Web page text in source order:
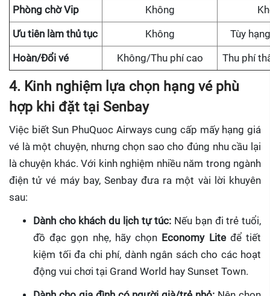
Phòng chờ Vip Không
Ưu tiên làm thủ tục Không Tùy
Hoàn/Đổi vé Không/Thu phí cao Thu phí
4. Kinh nghiệm lựa chọn hạng vé phù
hợp khi đặt tại Senbay
Việc biết Sun PhuQuoc Airways cung cấp mấy hạng giá
vé là một chuyện, nhưng chọn sao cho đúng nhu cầu lại
là chuyện khác. Với kinh nghiệm nhiều năm trong ngành
điện tử vé máy bay, Senbay đưa ra một vài lời khuyên
sau:
Dành cho khách du lịch tự túc: Nếu bạn đi trẻ tuổi,
đồ đạc gọn nhẹ, hãy chọn Economy Liteđể tiết
kiệm tối đa chi phí, dành ngân sách cho các hoạt
động vui chơi tại Grand World hay Sunset Town.